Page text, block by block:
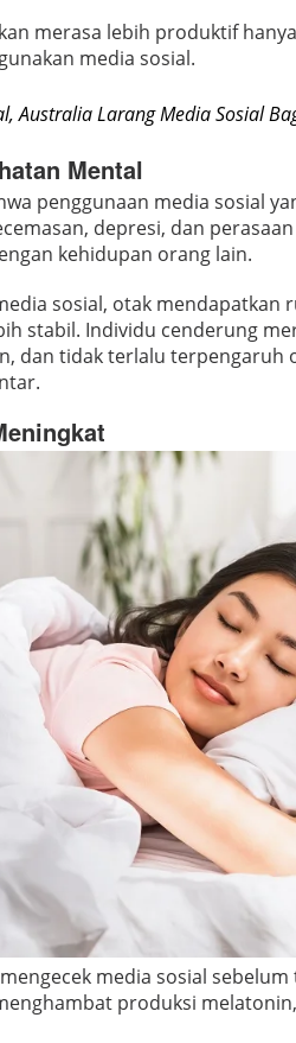
merasa lebih produktif
media sosial.
Australia Larang Media Sosial
Mental
penggunaan media sosial
depresi, dan
kehidupan orang lain.
sosial, otak mendapatkan
stabil. Individu cenderung
dan tidak terlalu terpengaruh
media sosial
produksi